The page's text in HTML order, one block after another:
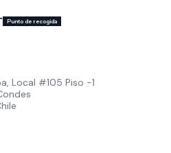
Punto de recogida
Local #105 Piso -1